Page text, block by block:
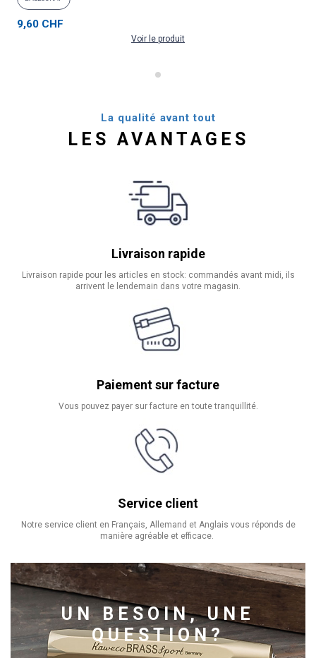
9,60 CHF
Voir le produit
La qualité avant tout
LES AVANTAGES
Livraison rapide
Livraison rapide pour les articles en stock: commandés avant midi, ils
arrivent le lendemain dans votre magasin.
Paiement sur facture
Vous pouvez payer sur facture en toute tranquillité.
Service client
Notre service client en Français, Allemand et Anglais vous réponds de
manière agréable et efficace.
UN BESOIN, UNE
QUESTION?